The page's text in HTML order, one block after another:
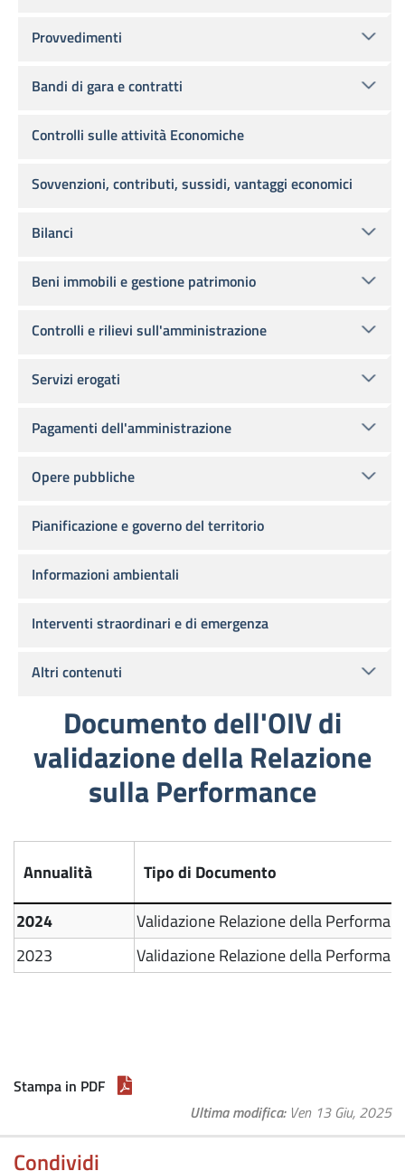
Documento dell'OIV di
validazione della Relazione
sulla Performance
Annualità
Tipo di Documento
2024
Validazione Relazione della
2023
Validazione Relazione della
Stampa in PDF
Ultima modifica Ven 13 Giu, 2025
Condividi
Provvedimenti
Bandi di gara e contratti
Controlli sulle attività Economiche
Sovvenzioni, contributi, sussidi, vantaggi economici
Bilanci
Beni immobili e gestione patrimonio
Controlli e rilievi sull'amministrazione
Servizi erogati
Pagamenti dell'amministrazione
Opere pubbliche
Pianificazione e governo del territorio
Informazioni ambientali
Interventi straordinari e di emergenza
Altri contenuti